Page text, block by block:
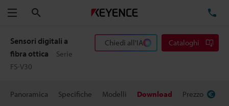
Menu
Sensori digitali a
fibra ottica
Serie
FS-V30
Chiedi all'IA Cataloghi
Panoramica Specifiche Modelli Download Prezzo